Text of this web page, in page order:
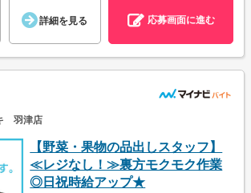
詳細を見る 応募画面に進む
羽津店
【野菜・果物の品出しスタッフ】
≪レジなし！≫裏方モクモク作業
◎日祝時給アップ★